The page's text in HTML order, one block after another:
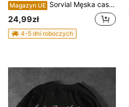
Magazyn UE Sorvial Męska casualowa koszulka na ramiączkach z tropikalnym nadrukiem, letnia, wakacyjna
24,99zł
4-5 dni roboczych